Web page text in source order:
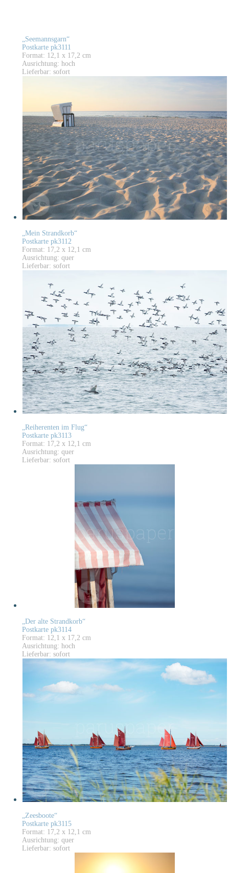
„Seemannsgarn“
Postkarte pk3111
Format: 12,1 x 17,2 cm
Ausrichtung: hoch
Lieferbar: sofort
„Mein Strandkorb“
Postkarte pk3112
Format: 17,2 x 12,1 cm
Ausrichtung: quer
Lieferbar: sofort
„Reiherenten im Flug“
Postkarte pk3113
Format: 17,2 x 12,1 cm
Ausrichtung: quer
Lieferbar: sofort
„Der alte Strandkorb“
Postkarte pk3114
Format: 12,1 x 17,2 cm
Ausrichtung: hoch
Lieferbar: sofort
„Zeesboote“
Postkarte pk3115
Format: 17,2 x 12,1 cm
Ausrichtung: quer
Lieferbar: sofort